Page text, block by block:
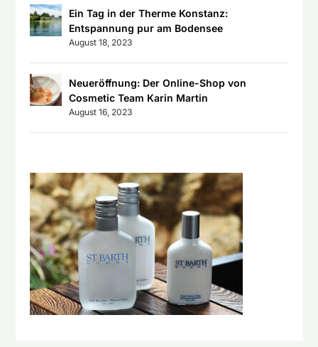
Ein Tag in der Therme Konstanz:
Entspannung pur am Bodensee
August 18, 2023
Neueröffnung: Der Online-Shop von
Cosmetic Team Karin Martin
August 16, 2023